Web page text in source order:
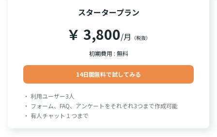
スタータープラン
￥ 3,800/月 （税抜）
初期費用 : 無料
14日間無料で試してみる
・ 利用ユーザー3人
・ フォーム、FAQ、アンケートをそれぞれ3つまで作成可能
・ 有人チャット１つまで